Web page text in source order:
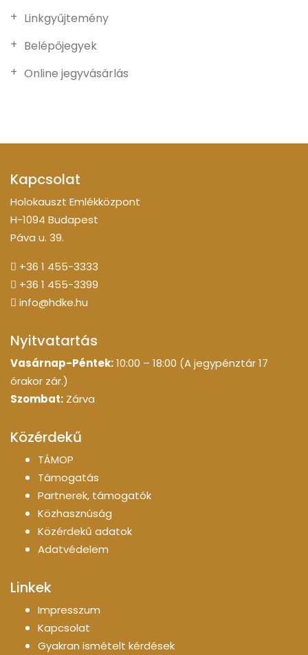
Linkgyűjtemény
Belépőjegyek
Online jegyvásárlás
Kapcsolat
Holokauszt Emlékközpont
H-1094 Budapest
Páva u. 39.
+36 1 455-3333
+36 1 455-3399
info@hdke.hu
Nyitvatartás
Vasárnap-Péntek:10:00 – 18:00 (A jegypénztár 17
órakor zár.)
Szombat: Zárva
Közérdekű
TÁMOP
Támogatás
Partnerek, támogatók
Közhasznúság
Közérdekű adatok
Adatvédelem
Linkek
Impresszum
Kapcsolat
Gyakran ismételt kérdések